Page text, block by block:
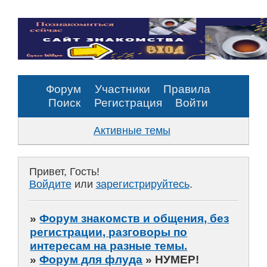
Форум Участники
Правила
Поиск
Регистрация Войти
Активные темы
Привет, Гость!
Войдитеили зарегистрируйтесь.
»Форум знакомств и общения, без
регистрации, разговоры по
интересам на разные темы.
»Форум для флуда » НУМЕР!